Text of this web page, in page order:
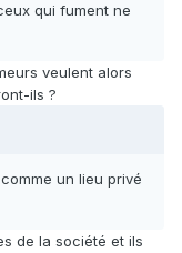
qui fument ne
veulent alors
ils ?
un lieu privé
de la société et ils